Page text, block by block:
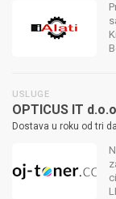
USLUGE
OPTICUS IT
Dostava u roku od tri